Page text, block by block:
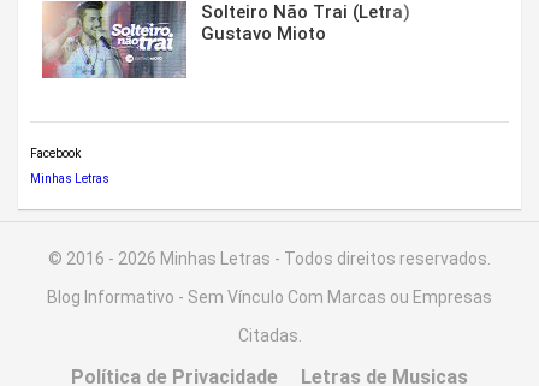
Solteiro Não Trai (Letra)
Gustavo Mioto
Facebook
Minhas Letras
© 2016 - 2026 Minhas Letras - Todos direitos reservados.
Blog Informativo - Sem Vínculo Com Marcas ou Empresas
Citadas.
Política de Privacidade Letras de Musicas